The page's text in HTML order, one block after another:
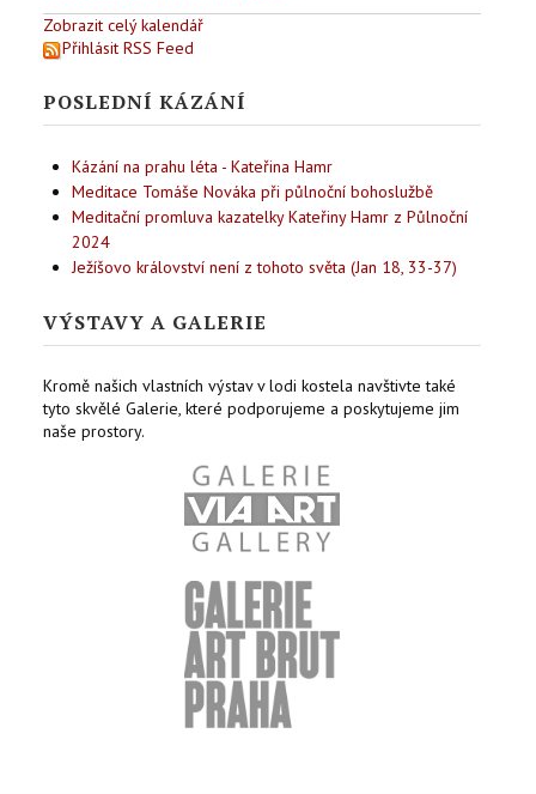
Zobrazit celý kalendář
Přihlásit RSS Feed
POSLEDNÍ KÁZÁNÍ
Kázání na prahu léta - Kateřina Hamr
Meditace Tomáše Nováka při půlnoční bohoslužbě
Meditační promluva kazatelky Kateřiny Hamr z Půlnoční
2024
Ježíšovo království není z tohoto světa (Jan 18, 33-37)
VÝSTAVY A GALERIE
Kromě našich vlastních výstav v lodi kostela navštivte také
tyto skvělé Galerie, které podporujeme a poskytujeme jim
naše prostory.